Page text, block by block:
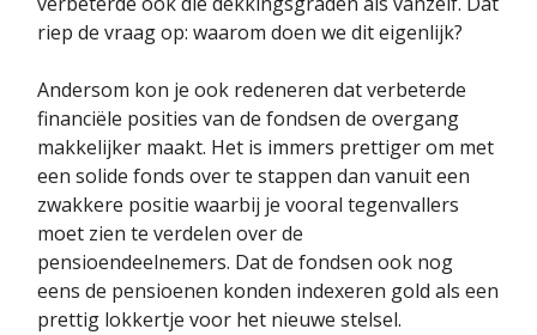
riep de vraag op: waarom doen we dit eigenlijk?
Andersom kon je ook redeneren dat verbeterde
financiële posities van de fondsen de overgang
makkelijker maakt. Het is immers prettiger om met
een solide fonds over te stappen dan vanuit een
zwakkere positie waarbij je vooral tegenvallers
moet zien te verdelen over de
pensioendeelnemers. Dat de fondsen ook nog
eens de pensioenen konden indexeren gold als een
prettig lokkertje voor het nieuwe stelsel.